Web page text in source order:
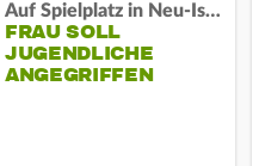
Auf Spielplatz in Neu-Isenburg
FRAU SOLL
JUGENDLICHE
ANGEGRIFFEN